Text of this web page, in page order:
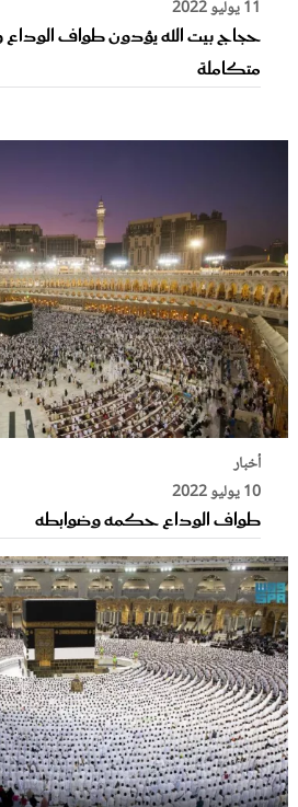
11 يوليو 2022
حجاج بيت الله يؤدون طواف
متكاملة
أخبار
10 يوليو 2022
طواف الوداع حكمه وضوابطه